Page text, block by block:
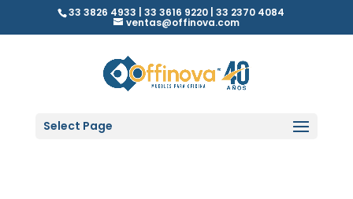
33 3826 4933 | 33 3616 9220 | 33 2370 4084
ventas@offinova.com
Select Page